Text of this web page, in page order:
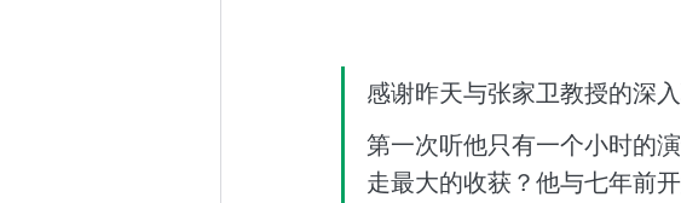
感谢昨天与张家卫教授的深入
第一次听他只有一个小时的
走最大的收获？他与七年前